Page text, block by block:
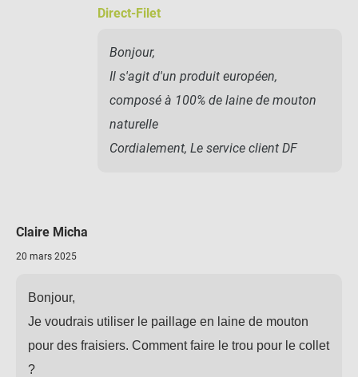
Direct-Filet
Bonjour,
Il s'agit d'un produit européen,
composé à 100% de laine de mouton
naturelle
Cordialement, Le service client DF
Claire Micha
20 mars 2025
Bonjour,
Je voudrais utiliser le paillage en laine de mouton
pour des fraisiers. Comment faire le trou pour le collet
?